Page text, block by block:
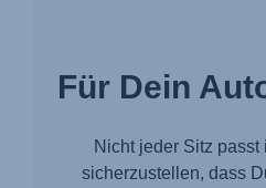
Für Dein
Nicht jeder Sitz passt
sicherzustellen, dass